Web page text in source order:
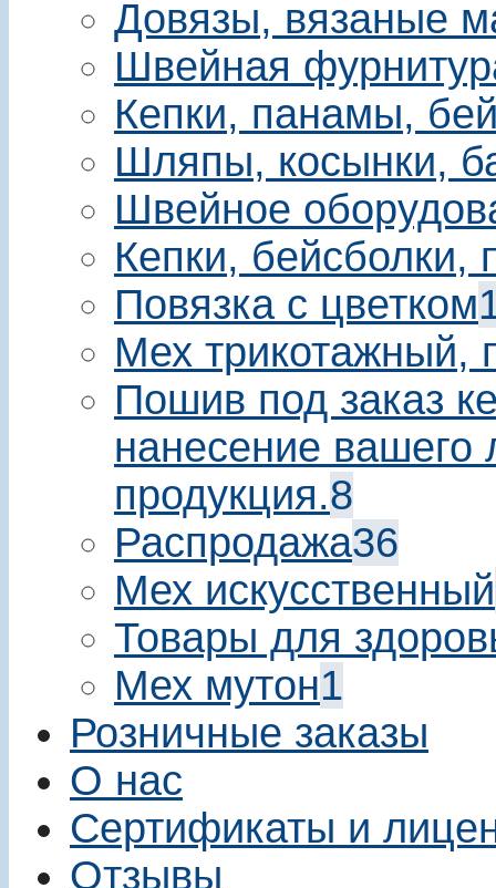
Довязы, вязаные
Швейная
Кепки, панамы,
Шляпы, косынки,
Швейное
Кепки,
Повязка с цветком
Мех трикотажный,
Пошив под заказ
нанесение вашего
продукция.8
Распродажа36
Мех искусственный
Товары для
Мех мутон1
Розничные заказы
О нас
Сертификаты и
Отзывы